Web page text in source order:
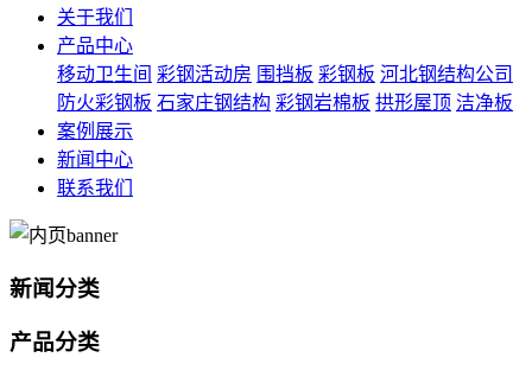
关于我们
产品中心
移动卫生间 彩钢活动房 围挡板 彩钢板 河北钢结构公司
防火彩钢板 石家庄钢结构 彩钢岩棉板 拱形屋顶 洁净板
案例展示
新闻中心
联系我们
新闻分类
产品分类